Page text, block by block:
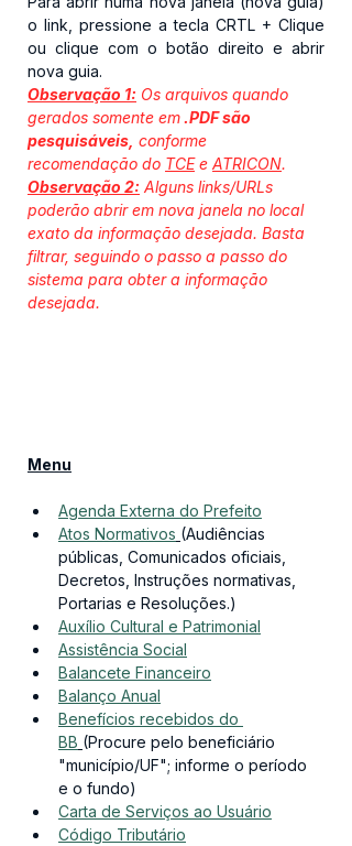
o link, pressione a tecla CRTL + Clique
ou clique com o botão direito e abrir
nova guia.
Observação 1: Os arquivos quando
gerados somente em .PDF são
pesquisáveis, conforme
recomendação do TCE e ATRICON.
Observação 2: Alguns links/URLs
poderão abrir em nova janela no local
exato da informação desejada. Basta
filtrar, seguindo o passo a passo do
sistema para obter a informação
desejada.
Menu
Agenda Externa do Prefeito
Atos Normativos (Audiências
públicas, Comunicados oficiais,
Decretos, Instruções normativas,
Portarias e Resoluções.)
Auxílio Cultural e Patrimonial
Assistência Social
Balancete Financeiro
Balanço Anual
Benefícios recebidos do
BB (Procure pelo beneficiário
"município/UF"; informe o período
e o fundo)
Carta de Serviços ao Usuário
Código Tributário